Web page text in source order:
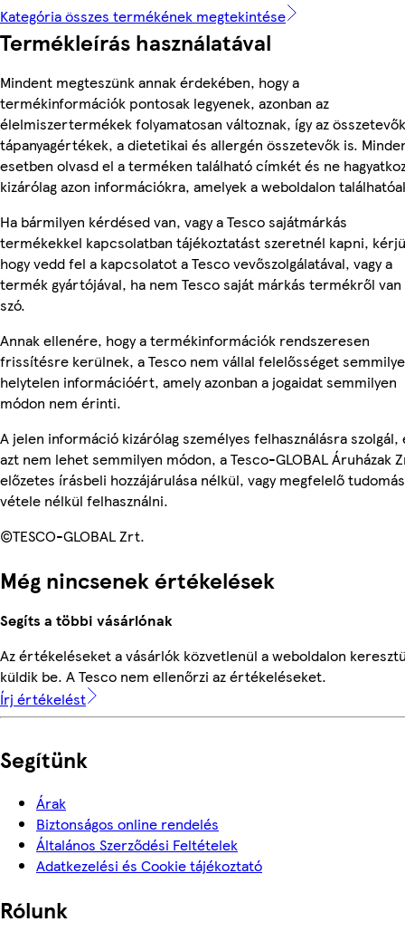
Kategória összes termékének megtekintése
Termékleírás használatával
Mindent megteszünk annak érdekében, hogy a
termékinformációk pontosak legyenek, azonban az
élelmiszertermékek folyamatosan változnak, így az
tápanyagértékek, a dietetikai és allergén összetevők is.
esetben olvasd el a terméken található címkét és ne
kizárólag azon információkra, amelyek a weboldalon
Ha bármilyen kérdésed van, vagy a Tesco sajátmárkás
termékekkel kapcsolatban tájékoztatást szeretnél kapni,
hogy vedd fel a kapcsolatot a Tesco vevőszolgálatával, vagy a
termék gyártójával, ha nem Tesco saját márkás termékről van
szó.
Annak ellenére, hogy a termékinformációk rendszeresen
frissítésre kerülnek, a Tesco nem vállal felelősséget
helytelen információért, amely azonban a jogaidat semmilyen
módon nem érinti.
A jelen információ kizárólag személyes felhasználásra szolgál,
azt nem lehet semmilyen módon, a Tesco-GLOBAL Áruházak
előzetes írásbeli hozzájárulása nélkül, vagy megfelelő
vétele nélkül felhasználni.
©TESCO-GLOBAL Zrt.
Még nincsenek értékelések
Segíts a többi vásárlónak
Az értékeléseket a vásárlók közvetlenül a weboldalon
küldik be. A Tesco nem ellenőrzi az értékeléseket.
Írj értékelést
Segítünk
Árak
Biztonságos online rendelés
Általános Szerződési Feltételek
Adatkezelési és Cookie tájékoztató
Rólunk